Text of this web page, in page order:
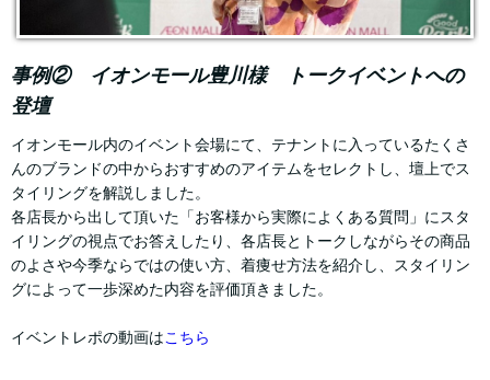
事例② イオンモール豊川様 トークイベントへの
登壇
イオンモール内のイベント会場にて、テナントに入っているたくさ
んのブランドの中からおすすめのアイテムをセレクトし、壇上でス
タイリングを解説しました。
各店長から出して頂いた「お客様から実際によくある質問」にスタ
イリングの視点でお答えしたり、各店長とトークしながらその商品
のよさや今季ならではの使い方、着痩せ方法を紹介し、スタイリン
グによって一歩深めた内容を評価頂きました。
イベントレポの動画はこちら